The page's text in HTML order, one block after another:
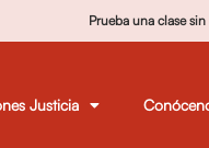
Prueba una clase
Justicia